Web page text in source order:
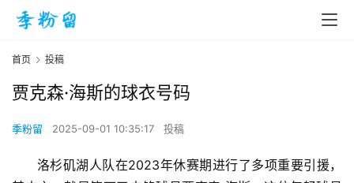
首页 投稿
贾克森·海斯的球衣号码
季粉留 2025-09-01 10:35:17 投稿
洛杉矶湖人队在2023年休赛期进行了多项重要引援，